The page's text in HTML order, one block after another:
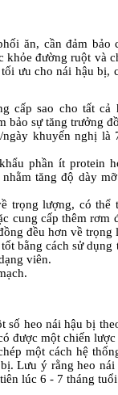
ăn, cần đảm bảo
khỏe đường ruột và
ưu cho nái hậu bị,
cấp sao cho tất cả
bảo sự tăng trưởng
khuyến nghị là
phần ít protein
tăng độ dày
trọng lượng, có thể
cung cấp thêm rơm
đều hơn về trọng
bằng cách sử dụng
viên.
số heo nái hậu bị
được một chiến
một cách hệ
Lưu ý rằng heo
lúc 6 - 7 tháng